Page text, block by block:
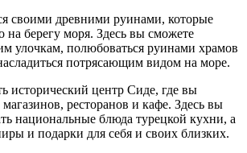
своими древними руинами, которые
берегу моря. Здесь вы сможете
улочкам, полюбоваться руинами храмов
потрясающим видом на море.
исторический центр Сиде, где вы
ресторанов и кафе. Здесь вы
национальные блюда турецкой кухни, а
и подарки для себя и своих близких.